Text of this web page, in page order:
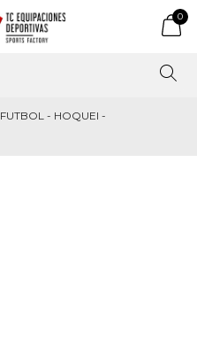
0
FUTBOL - HOQUEI -